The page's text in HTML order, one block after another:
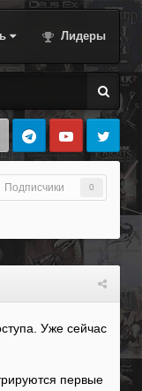
Лидеры
Подписчики 0
Уже сейчас
первые